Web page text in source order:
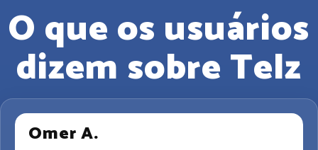
O que os usuários
dizem sobre Telz
Omer A.